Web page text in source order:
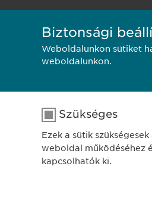
Biztonsági
Weboldalunkon sütiket
weboldalunkon.
Szükséges
Ezek a sütik szükségesek
weboldal működéséhez
kapcsolhatók ki.